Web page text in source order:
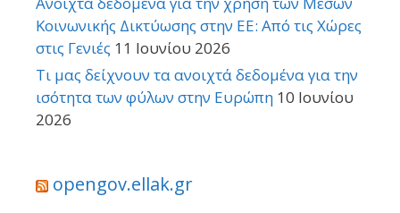
Κοινωνικής Δικτύωσης στην ΕΕ: Από τις Χώρες
στις Γενιές 11 Ιουνίου 2026
Τι μας δείχνουν τα ανοιχτά δεδομένα για την
ισότητα των φύλων στην Ευρώπη 10 Ιουνίου
2026
opengov.ellak.gr